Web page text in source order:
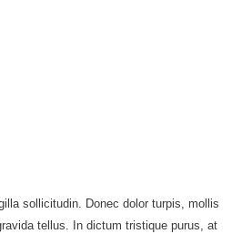
sollicitudin. Donec dolor turpis, mollis
tellus. In dictum tristique purus, at